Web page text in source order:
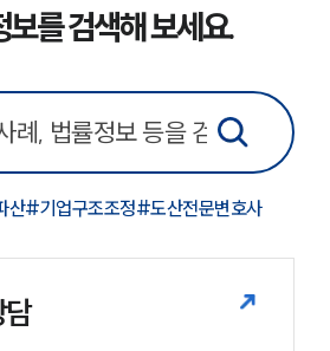
그룹소개
그룹소개
대륜의 강점
오시는 길
고객의 소리
AI대륜
보를 검색해 보세요.
산#기업구조조정#도산전문변호사